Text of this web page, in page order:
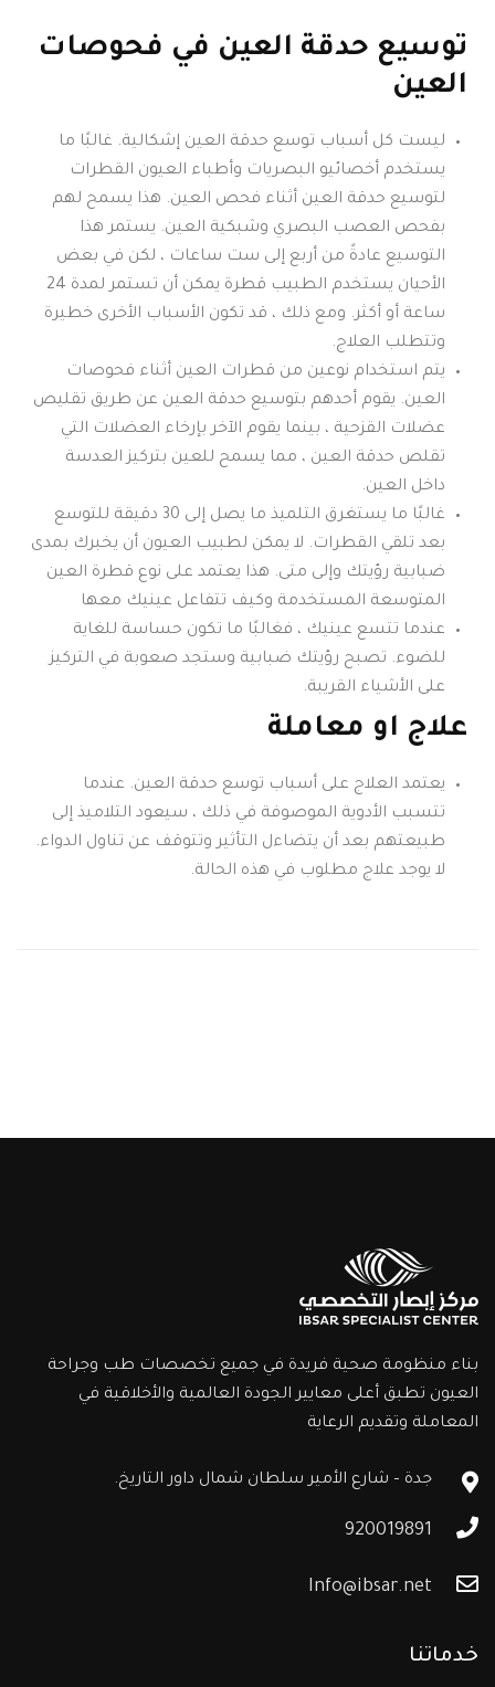
توسيع حدقة العين في فحوصات
العين
ليست كل أسباب توسع حدقة العين إشكالية. غالبًا ما
يستخدم أخصائيو البصريات وأطباء العيون القطرات
لتوسيع حدقة العين أثناء فحص العين. هذا يسمح لهم
بفحص العصب البصري وشبكية العين. يستمر هذا
التوسيع عادةً من أربع إلى ست ساعات ، لكن في بعض
الأحيان يستخدم الطبيب قطرة يمكن أن تستمر لمدة 24
ساعة أو أكثر. ومع ذلك ، قد تكون الأسباب الأخرى خطيرة
وتتطلب العلاج.
يتم استخدام نوعين من قطرات العين أثناء فحوصات
العين. يقوم أحدهم بتوسيع حدقة العين عن طريق تقليص
عضلات القزحية ، بينما يقوم الآخر بإرخاء العضلات التي
تقلص حدقة العين ، مما يسمح للعين بتركيز العدسة
داخل العين.
غالبًا ما يستغرق التلميذ ما يصل إلى 30 دقيقة للتوسع
بعد تلقي القطرات. لا يمكن لطبيب العيون أن يخبرك بمدى
ضبابية رؤيتك وإلى متى. هذا يعتمد على نوع قطرة العين
المتوسعة المستخدمة وكيف تتفاعل عينيك معها
عندما تتسع عينيك ، فغالبًا ما تكون حساسة للغاية
للضوء. تصبح رؤيتك ضبابية وستجد صعوبة في التركيز
على الأشياء القريبة.
علاج او معاملة
يعتمد العلاج على أسباب توسع حدقة العين. عندما
تتسبب الأدوية الموصوفة في ذلك ، سيعود التلاميذ إلى
طبيعتهم بعد أن يتضاءل التأثير وتتوقف عن تناول الدواء.
لا يوجد علاج مطلوب في هذه الحالة.
بناء منظومة صحية فريدة في جميع تخصصات طب وجراحة
العيون تطبق أعلى معايير الجودة العالمية والأخلاقية في
المعاملة وتقديم الرعاية
جدة – شارع الأمير سلطان شمال داور التاريخ.
920019891
Info@ibsar.net
خدماتنا